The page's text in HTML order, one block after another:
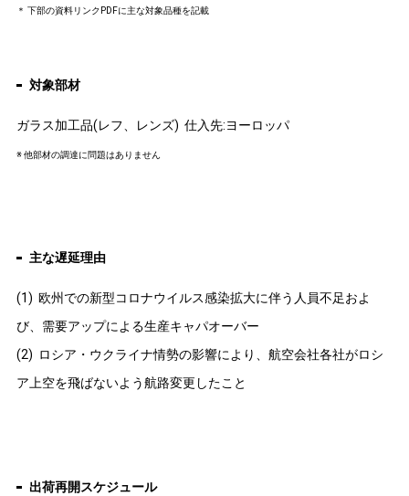
＊ 下部の資料リンクPDFに主な対象品種を記載
対象部材
ガラス加工品(レフ、レンズ) 仕入先:ヨーロッパ
※ 他部材の調達に問題はありません
主な遅延理由
(1) 欧州での新型コロナウイルス感染拡大に伴う人員不足およ
び、需要アップによる生産キャパオーバー
(2) ロシア・ウクライナ情勢の影響により、航空会社各社がロシ
ア上空を飛ばないよう航路変更したこと
出荷再開スケジュール